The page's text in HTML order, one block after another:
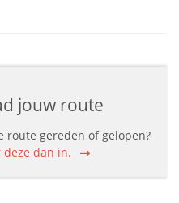
jouw route
route gereden of gelopen?
deze dan in.